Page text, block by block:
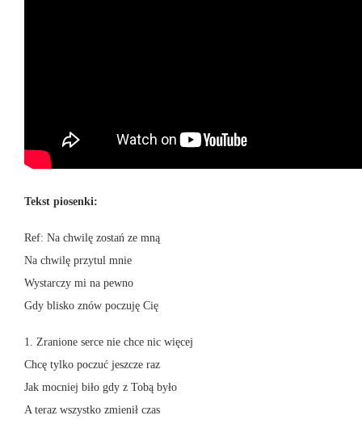
Tekst piosenki:
Ref: Na chwilę zostań ze mną
Na chwilę przytul mnie
Wystarczy mi na pewno
Gdy blisko znów poczuję Cię
1. Zranione serce nie chce nic więcej
Chcę tylko poczuć jeszcze raz
Jak mocniej biło gdy z Tobą było
A teraz wszystko zmienił czas